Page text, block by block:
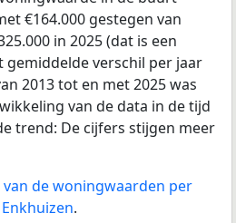
€164.000 gestegen van
in 2025 (dat is een
gemiddelde verschil per jaar
2013 tot en met 2025 was
van de data in de tijd
trend: De cijfers stijgen meer
de woningwaarden per
.